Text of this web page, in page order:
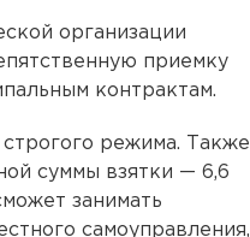
организации
приемку
контрактам.
режима. Также
суммы взятки — 6,6
занимать
самоуправления,